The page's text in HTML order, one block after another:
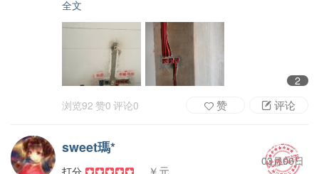
全文
2
浏览92 赞0 评论0 评论
赞
sweet瑪*
￥元
03月06日